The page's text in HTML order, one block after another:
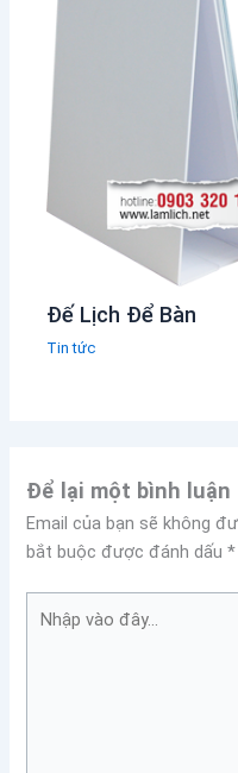
Đế Lịch Để Bàn
Tin tức
Để lại một bình luận
Email của bạn sẽ không
bắt buộc được đánh dấu*